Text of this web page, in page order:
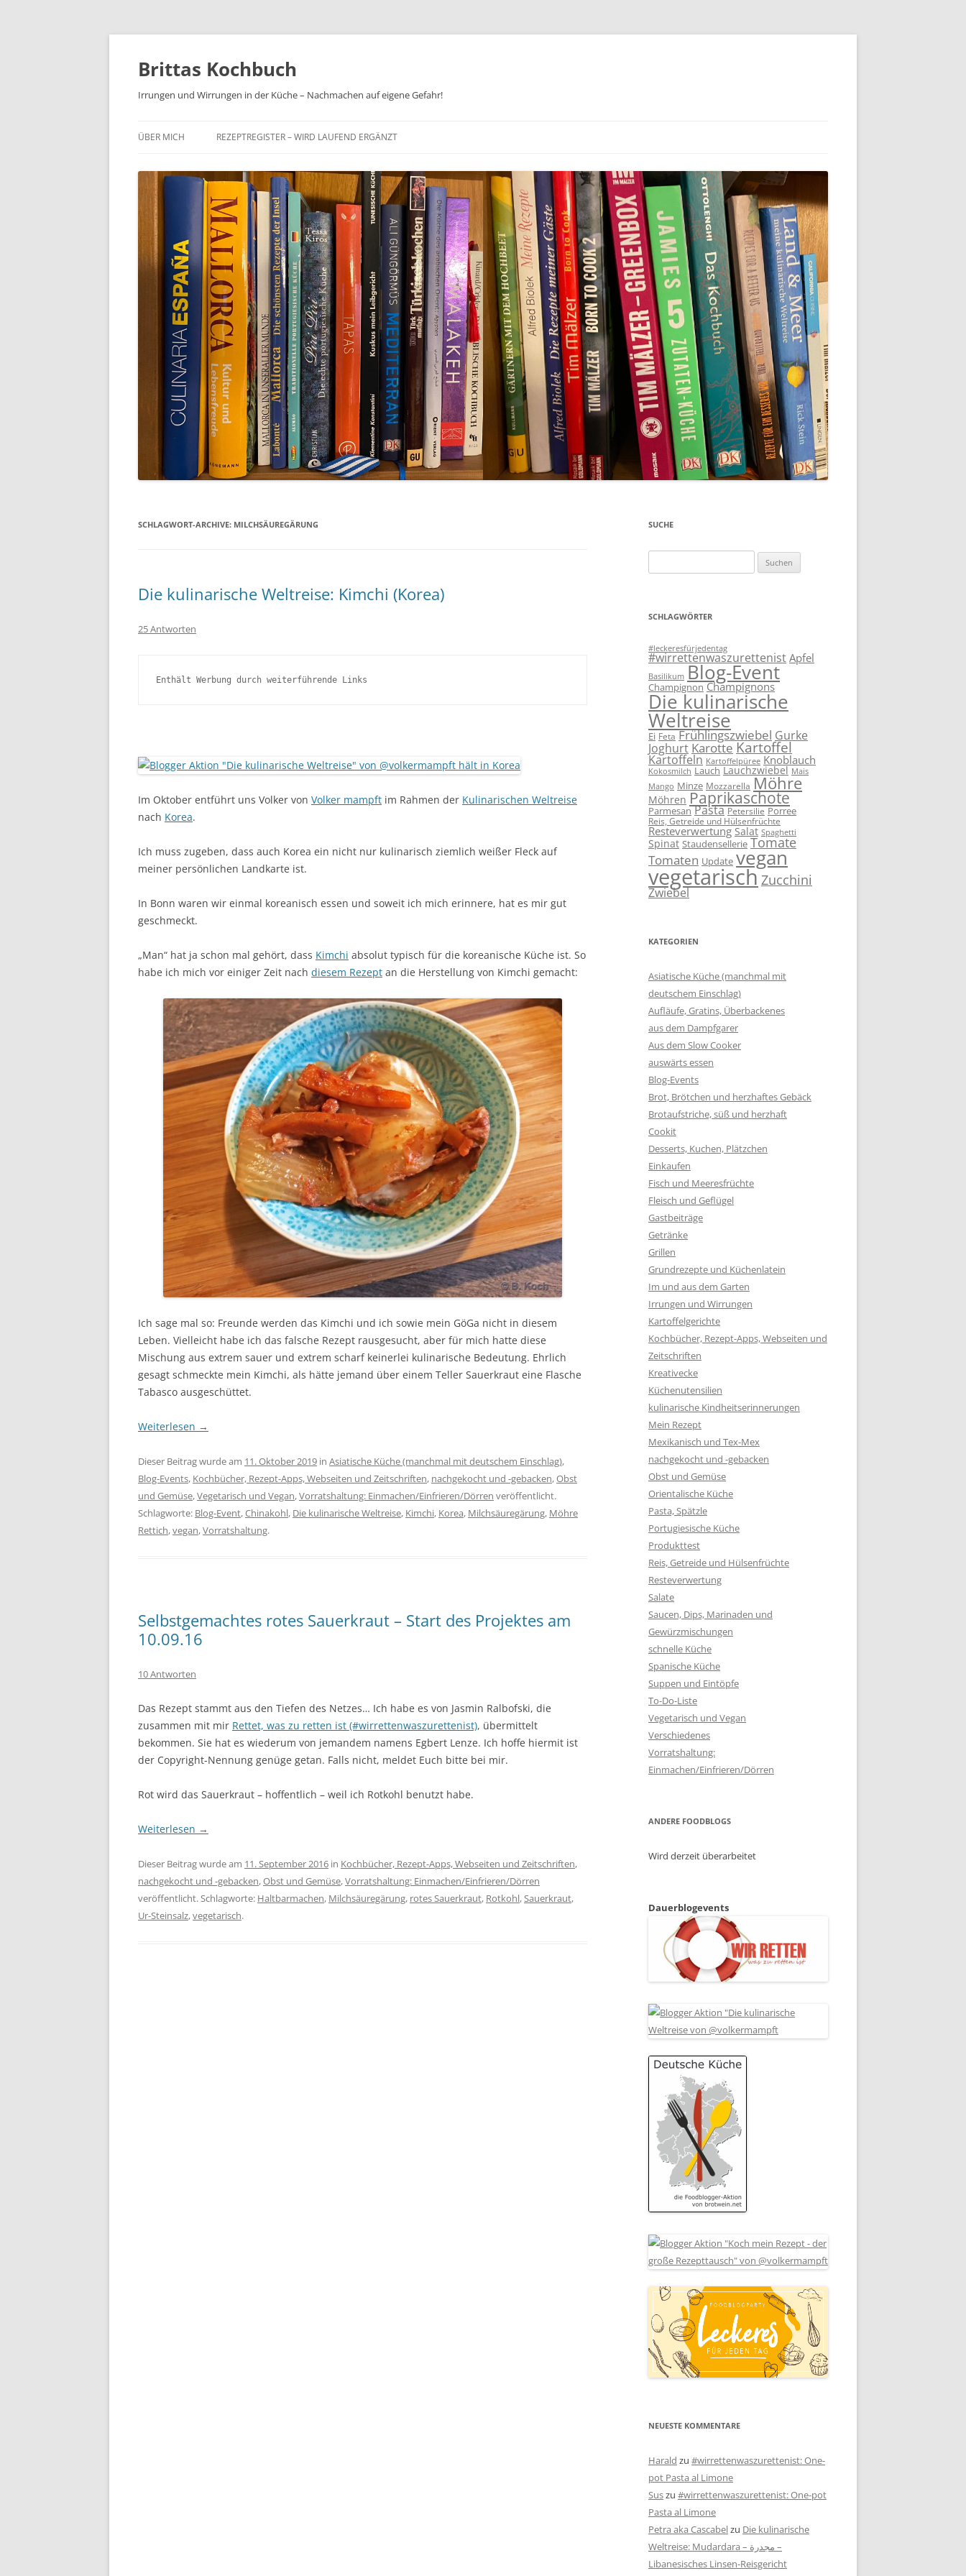
Brittas Kochbuch
Irrungen und Wirrungen in der Küche – Nachmachen auf eigene Gefahr!
ÜBER MICH REZEPTREGISTER – WIRD LAUFEND ERGÄNZT
SCHLAGWORT-ARCHIVE: MILCHSÄUREGÄRUNG
Die kulinarische Weltreise: Kimchi (Korea)
25 Antworten
Enthält Werbung durch weiterführende Links
Im Oktober entführt uns Volker von Volker mampft im Rahmen der Kulinarischen Weltreise
nach Korea.
Ich muss zugeben, dass auch Korea ein nicht nur kulinarisch ziemlich weißer Fleck auf
meiner persönlichen Landkarte ist.
In Bonn waren wir einmal koreanisch essen und soweit ich mich erinnere, hat es mir gut
geschmeckt.
„Man“ hat ja schon mal gehört, dass Kimchi absolut typisch für die koreanische Küche ist. So
habe ich mich vor einiger Zeit nach diesem Rezept an die Herstellung von Kimchi gemacht:
Ich sage mal so: Freunde werden das Kimchi und ich sowie mein GöGa nicht in diesem
Leben. Vielleicht habe ich das falsche Rezept rausgesucht, aber für mich hatte diese
Mischung aus extrem sauer und extrem scharf keinerlei kulinarische Bedeutung. Ehrlich
gesagt schmeckte mein Kimchi, als hätte jemand über einem Teller Sauerkraut eine Flasche
Tabasco ausgeschüttet.
Weiterlesen →
Dieser Beitrag wurde am 11. Oktober 2019 in Asiatische Küche (manchmal mit deutschem Einschlag),
Blog-Events, Kochbücher, Rezept-Apps, Webseiten und Zeitschriften, nachgekocht und -gebacken,Obst
und Gemüse,Vegetarisch und Vegan,Vorratshaltung: Einmachen/Einfrieren/Dörren veröffentlicht.
Schlagworte: Blog-Event,Chinakohl, Die kulinarische Weltreise, Kimchi, Korea, Milchsäuregärung, Möhre
Rettich,vegan,Vorratshaltung.
Selbstgemachtes rotes Sauerkraut – Start des Projektes am
10.09.16
10 Antworten
Das Rezept stammt aus den Tiefen des Netzes… Ich habe es von Jasmin Ralbofski, die
zusammen mit mir Rettet, was zu retten ist (#wirrettenwaszurettenist), übermittelt
bekommen. Sie hat es wiederum von jemandem namens Egbert Lenze. Ich hoffe hiermit ist
der Copyright-Nennung genüge getan. Falls nicht, meldet Euch bitte bei mir.
Rot wird das Sauerkraut – hoffentlich – weil ich Rotkohl benutzt habe.
Weiterlesen →
Dieser Beitrag wurde am 11. September 2016 in Kochbücher, Rezept-Apps, Webseiten und Zeitschriften,
nachgekocht und -gebacken,Obst und Gemüse,Vorratshaltung: Einmachen/Einfrieren/Dörren
veröffentlicht. Schlagworte: Haltbarmachen, Milchsäuregärung, rotes Sauerkraut, Rotkohl,Sauerkraut,
Ur-Steinsalz,vegetarisch.
SUCHE
nach:
SCHLAGWÖRTER
#leckeresfürjedentag
#wirrettenwaszurettenist Apfel
Basilikum Blog-Event
Champignon Champignons
Die kulinarische
Weltreise
Ei Feta Frühlingszwiebel Gurke
Joghurt Karotte Kartoffel
Kartoffeln Kartoffelpüree Knoblauch
Kokosmilch Lauch Lauchzwiebel Mais
Mango Minze Mozzarella Möhre
Möhren Paprikaschote
Parmesan Pasta Petersilie Porree
Reis, Getreide und Hülsenfrüchte
Resteverwertung Salat Spaghetti
Spinat Staudensellerie Tomate
Tomaten Update vegan
vegetarischZucchini
Zwiebel
KATEGORIEN
Asiatische Küche (manchmal mit
deutschem Einschlag)
Aufläufe, Gratins, Überbackenes
aus dem Dampfgarer
Aus dem Slow Cooker
auswärts essen
Blog-Events
Brot, Brötchen und herzhaftes Gebäck
Brotaufstriche, süß und herzhaft
Cookit
Desserts, Kuchen, Plätzchen
Einkaufen
Fisch und Meeresfrüchte
Fleisch und Geflügel
Gastbeiträge
Getränke
Grillen
Grundrezepte und Küchenlatein
Im und aus dem Garten
Irrungen und Wirrungen
Kartoffelgerichte
Kochbücher, Rezept-Apps, Webseiten und
Zeitschriften
Kreativecke
Küchenutensilien
kulinarische Kindheitserinnerungen
Mein Rezept
Mexikanisch und Tex-Mex
nachgekocht und -gebacken
Obst und Gemüse
Orientalische Küche
Pasta, Spätzle
Portugiesische Küche
Produkttest
Reis, Getreide und Hülsenfrüchte
Resteverwertung
Salate
Saucen, Dips, Marinaden und
Gewürzmischungen
schnelle Küche
Spanische Küche
Suppen und Eintöpfe
To-Do-Liste
Vegetarisch und Vegan
Verschiedenes
Vorratshaltung:
Einmachen/Einfrieren/Dörren
ANDERE FOODBLOGS
Wird derzeit überarbeitet
Dauerblogevents
NEUESTE KOMMENTARE
Harald zu #wirrettenwaszurettenist: One-
pot Pasta al Limone
Suszu #wirrettenwaszurettenist: One-pot
Pasta al Limone
Petra aka Cascabelzu Die kulinarische
Weltreise: Mudardara – مجدرة –
Libanesisches Linsen-Reisgericht